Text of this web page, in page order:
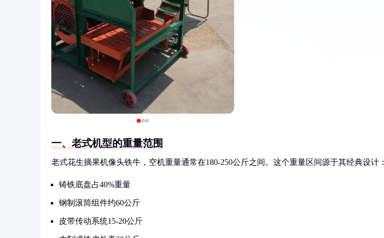
一、老式机型的重量范围
老式花生摘果机像头铁牛，空机重量通常在180-250公斤之间。这个重量区间源于其经典设计：
铸铁底盘占40%重量
钢制滚筒组件约60公斤
皮带传动系统15-20公斤